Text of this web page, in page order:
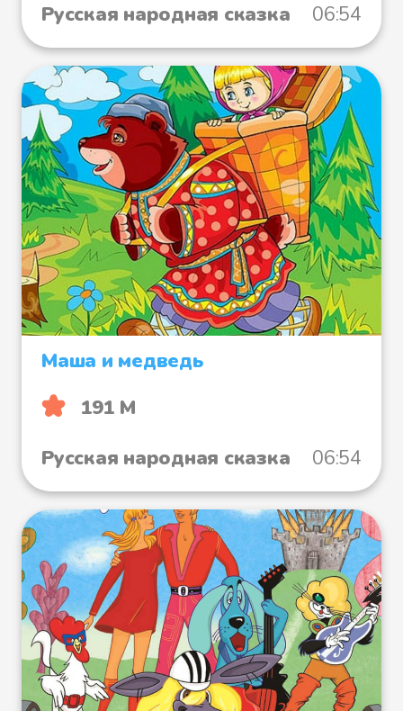
Русская народная сказка
06:54
Маша и медведь
191 М
Русская народная сказка
06:54